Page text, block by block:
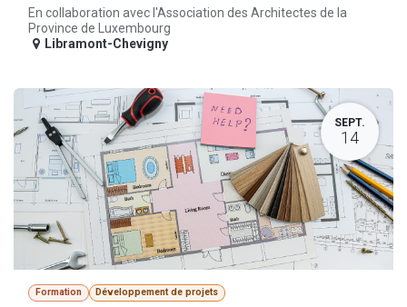
En collaboration avec l'Association des Architectes de la
Province de Luxembourg
Libramont-Chevigny
SEPT.
14
Formation Développement de projets